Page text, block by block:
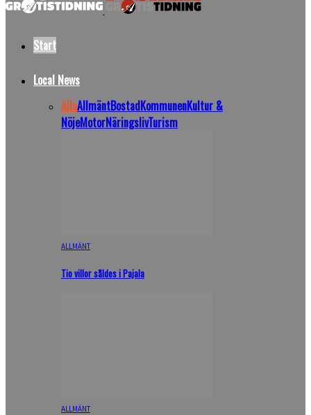
Start
Local News
AllaAllmäntBostadKommunenKultur &
NöjeMotorNäringslivTurism
ALLMÄNT
Tio villor såldes i Pajala
ALLMÄNT